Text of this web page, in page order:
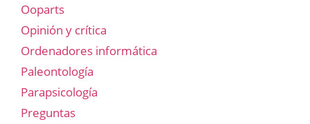
Ooparts
Opinión y crítica
Ordenadores informática
Paleontología
Parapsicología
Preguntas